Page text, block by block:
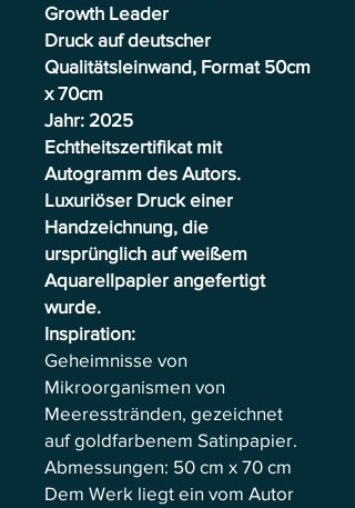
Growth Leader
Druck auf deutscher
Qualitätsleinwand, Format 50cm
x 70cm
Jahr: 2025
Echtheitszertifikat mit
Autogramm des Autors.
Luxuriöser Druck einer
Handzeichnung, die
ursprünglich auf weißem
Aquarellpapier angefertigt
wurde.
Inspiration:
Geheimnisse von
Mikroorganismen von
Meeresstränden, gezeichnet
auf goldfarbenem Satinpapier.
Abmessungen: 50 cm x 70 cm
Dem Werk liegt ein vom Autor